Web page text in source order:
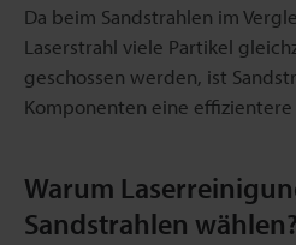
Da beim Sandstrahlen im
Laserstrahl viele Partikel
geschossen werden, ist
Komponenten eine effizientere
Warum
Sandstrahlen wählen?